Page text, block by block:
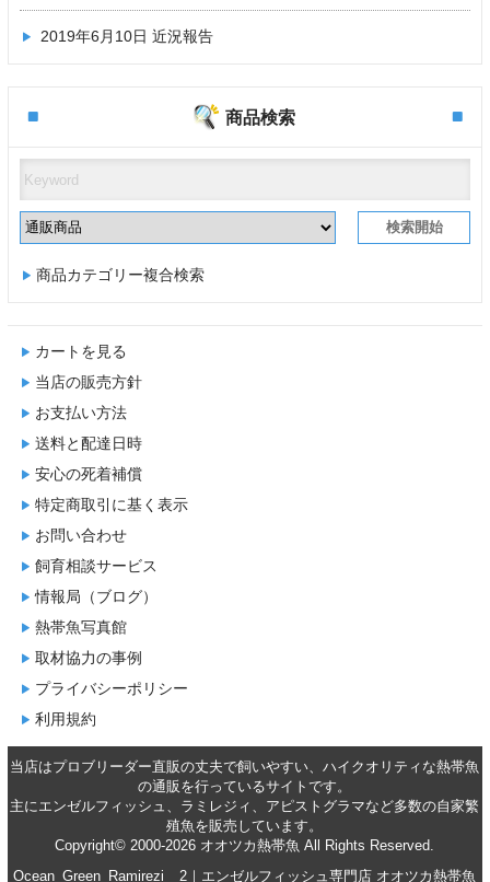
2019年6月10日 近況報告
商品検索
商品カテゴリー複合検索
カートを見る
当店の販売方針
お支払い方法
送料と配達日時
安心の死着補償
特定商取引に基く表示
お問い合わせ
飼育相談サービス
情報局（ブログ）
熱帯魚写真館
取材協力の事例
プライバシーポリシー
利用規約
当店はプロブリーダー直販の丈夫で飼いやすい、ハイクオリティな熱帯魚
の通販 を行っているサイトです。
主にエンゼルフィッシュ 、 ラミレジィ 、 アピストグラマなど多数の自家繁
殖魚を販売 しています。
Copyright© 2000-2026 オオツカ熱帯魚 All Rights Reserved.
Ocean_Green_Ramirezi__2｜エンゼルフィッシュ専門店 オオツカ熱帯魚